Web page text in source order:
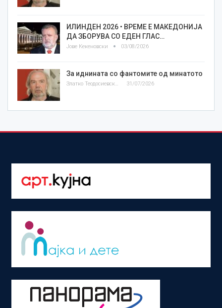
ИЛИНДЕН 2026 • ВРЕМЕ Е МАКЕДОНИЈА
ДА ЗБОРУВА СО ЕДЕН ГЛАС…
Јове Кекеновски 03/08/2026
За иднината со фантомите од минатото
Златко Теодосиевски 31/07/2026